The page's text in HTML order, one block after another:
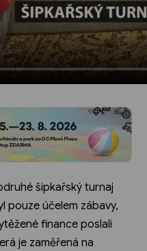
šipkařský turnaj
pouze účelem zábavy,
finance poslali
je zaměřená na